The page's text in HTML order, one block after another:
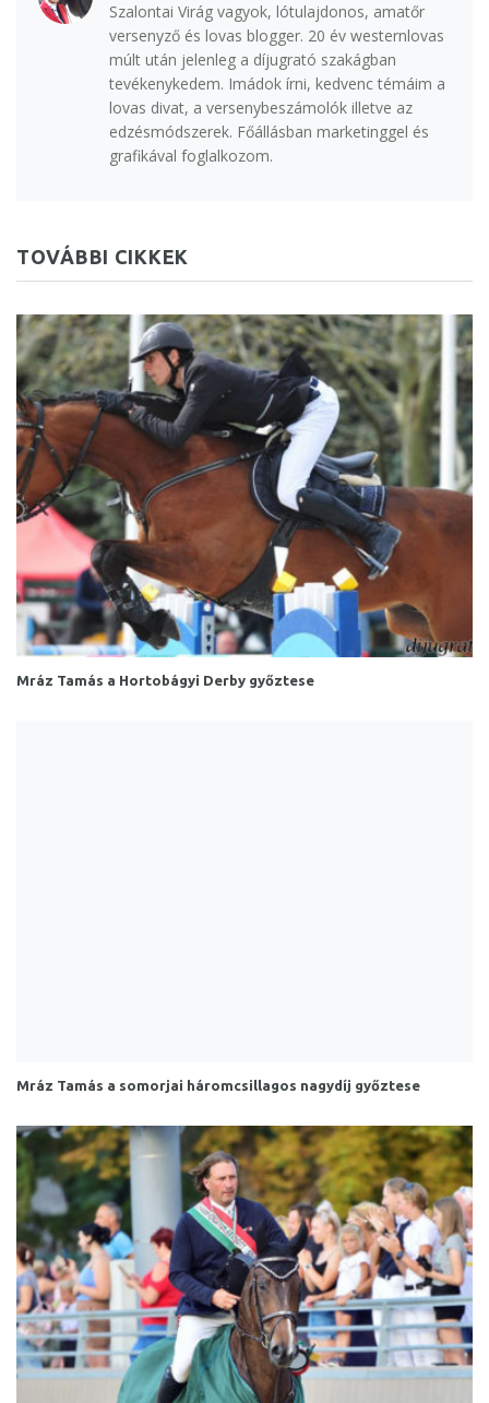
Szalontai Virág vagyok, lótulajdonos, amatőr
versenyző és lovas blogger. 20 év westernlovas
múlt után jelenleg a díjugrató szakágban
tevékenykedem. Imádok írni, kedvenc témáim a
lovas divat, a versenybeszámolók illetve az
edzésmódszerek. Főállásban marketinggel és
grafikával foglalkozom.
TOVÁBBI CIKKEK
Mráz Tamás a Hortobágyi Derby győztese
Mráz Tamás a somorjai háromcsillagos nagydíj győztese